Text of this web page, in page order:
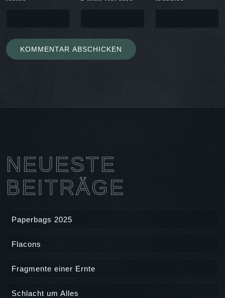
NEUESTE
BEITRÄGE
Paperbags 2025
Flacons
Fragmente einer Ernte
Schlacht um Alles